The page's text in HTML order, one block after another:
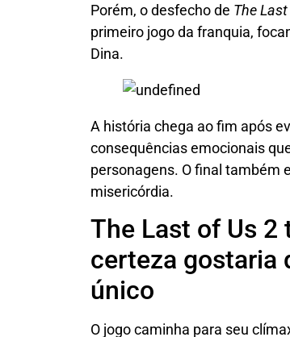
Porém, o desfecho de The
primeiro jogo da franquia,
Dina.
A história chega ao fim após
consequências emocionais
personagens. O final também
misericórdia.
The Last of Us
certeza gostaria
único
O jogo caminha para seu